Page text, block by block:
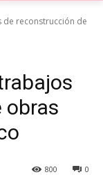
de reconstrucción de
obras
0
800